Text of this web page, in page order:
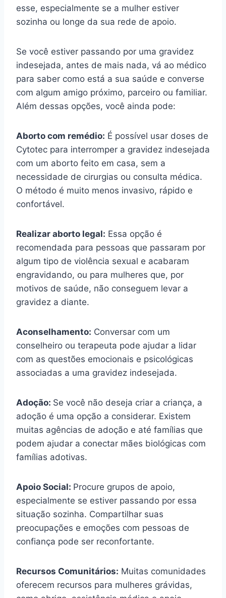
esse, especialmente se a mulher estiver
sozinha ou longe da sua rede de apoio.
Se você estiver passando por uma gravidez
indesejada, antes de mais nada, vá ao médico
para saber como está a sua saúde e converse
com algum amigo próximo, parceiro ou familiar.
Além dessas opções, você ainda pode:
Aborto com remédio: É possível usar doses de
Cytotec para interromper a gravidez indesejada
com um aborto feito em casa, sem a
necessidade de cirurgias ou consulta médica.
O método é muito menos invasivo, rápido e
confortável.
Realizar aborto legal: Essa opção é
recomendada para pessoas que passaram por
algum tipo de violência sexual e acabaram
engravidando, ou para mulheres que, por
motivos de saúde, não conseguem levar a
gravidez a diante.
Aconselhamento: Conversar com um
conselheiro ou terapeuta pode ajudar a lidar
com as questões emocionais e psicológicas
associadas a uma gravidez indesejada.
Adoção: Se você não deseja criar a criança, a
adoção é uma opção a considerar. Existem
muitas agências de adoção e até famílias que
podem ajudar a conectar mães biológicas com
famílias adotivas.
Apoio Social: Procure grupos de apoio,
especialmente se estiver passando por essa
situação sozinha. Compartilhar suas
preocupações e emoções com pessoas de
confiança pode ser reconfortante.
Recursos Comunitários: Muitas comunidades
oferecem recursos para mulheres grávidas,